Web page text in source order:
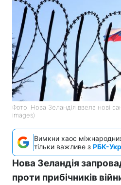
Фото: Нова Зеландія ввела нові
images)
Вимкни хаос
тільки важливе з РБК-
Нова Зеландія
проти прибічників